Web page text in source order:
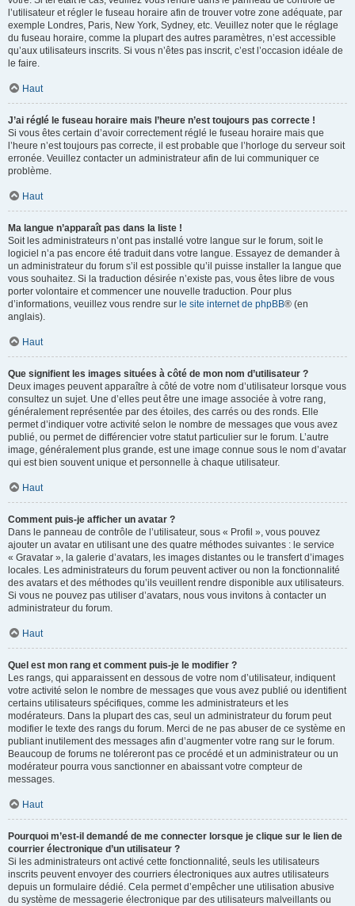
l’utilisateur et régler le fuseau horaire afin de trouver votre zone adéquate, par
exemple Londres, Paris, New York, Sydney, etc. Veuillez noter que le réglage
du fuseau horaire, comme la plupart des autres paramètres, n’est accessible
qu’aux utilisateurs inscrits. Si vous n’êtes pas inscrit, c’est l’occasion idéale de
le faire.
Haut
J’ai réglé le fuseau horaire mais l’heure n’est toujours pas correcte !
Si vous êtes certain d’avoir correctement réglé le fuseau horaire mais que
l’heure n’est toujours pas correcte, il est probable que l’horloge du serveur soit
erronée. Veuillez contacter un administrateur afin de lui communiquer ce
problème.
Haut
Ma langue n’apparaît pas dans la liste !
Soit les administrateurs n’ont pas installé votre langue sur le forum, soit le
logiciel n’a pas encore été traduit dans votre langue. Essayez de demander à
un administrateur du forum s’il est possible qu’il puisse installer la langue que
vous souhaitez. Si la traduction désirée n’existe pas, vous êtes libre de vous
porter volontaire et commencer une nouvelle traduction. Pour plus
d’informations, veuillez vous rendre sur le site internet de phpBB® (en
anglais).
Haut
Que signifient les images situées à côté de mon nom d’utilisateur ?
Deux images peuvent apparaître à côté de votre nom d’utilisateur lorsque vous
consultez un sujet. Une d’elles peut être une image associée à votre rang,
généralement représentée par des étoiles, des carrés ou des ronds. Elle
permet d’indiquer votre activité selon le nombre de messages que vous avez
publié, ou permet de différencier votre statut particulier sur le forum. L’autre
image, généralement plus grande, est une image connue sous le nom d’avatar
qui est bien souvent unique et personnelle à chaque utilisateur.
Haut
Comment puis-je afficher un avatar ?
Dans le panneau de contrôle de l’utilisateur, sous « Profil », vous pouvez
ajouter un avatar en utilisant une des quatre méthodes suivantes : le service
« Gravatar », la galerie d’avatars, les images distantes ou le transfert d’images
locales. Les administrateurs du forum peuvent activer ou non la fonctionnalité
des avatars et des méthodes qu’ils veuillent rendre disponible aux utilisateurs.
Si vous ne pouvez pas utiliser d’avatars, nous vous invitons à contacter un
administrateur du forum.
Haut
Quel est mon rang et comment puis-je le modifier ?
Les rangs, qui apparaissent en dessous de votre nom d’utilisateur, indiquent
votre activité selon le nombre de messages que vous avez publié ou identifient
certains utilisateurs spécifiques, comme les administrateurs et les
modérateurs. Dans la plupart des cas, seul un administrateur du forum peut
modifier le texte des rangs du forum. Merci de ne pas abuser de ce système en
publiant inutilement des messages afin d’augmenter votre rang sur le forum.
Beaucoup de forums ne toléreront pas ce procédé et un administrateur ou un
modérateur pourra vous sanctionner en abaissant votre compteur de
messages.
Haut
Pourquoi m’est-il demandé de me connecter lorsque je clique sur le lien de
courrier électronique d’un utilisateur ?
Si les administrateurs ont activé cette fonctionnalité, seuls les utilisateurs
inscrits peuvent envoyer des courriers électroniques aux autres utilisateurs
depuis un formulaire dédié. Cela permet d’empêcher une utilisation abusive
du système de messagerie électronique par des utilisateurs malveillants ou